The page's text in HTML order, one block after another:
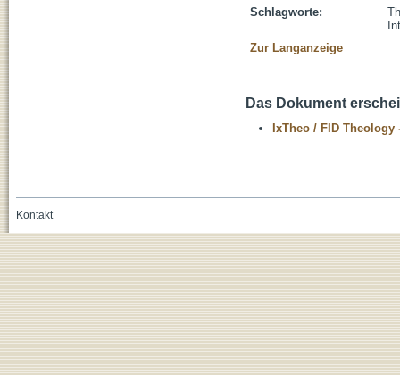
Schlagworte:
Zur Langanzeige
Das Dokument
IxTheo / FID Theology
Kontakt